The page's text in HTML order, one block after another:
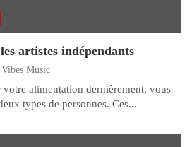
artistes indépendants
Music
alimentation dernièrement, vous
types de personnes. Ces...